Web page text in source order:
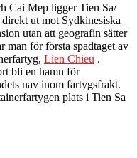
Cai Mep ligger Tien Sa/
ut mot Sydkinesiska
utan att geografin sätter
man för första spadtaget av
Lien Chieu .
bli en hamn för
nav inom fartygsfrakt.
plats i Tien Sa